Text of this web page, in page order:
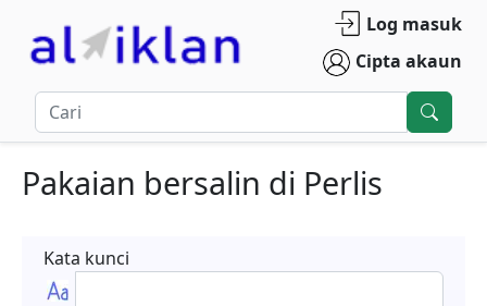
Log masuk
Cipta akaun
Pakaian bersalin di Perlis
Kata kunci